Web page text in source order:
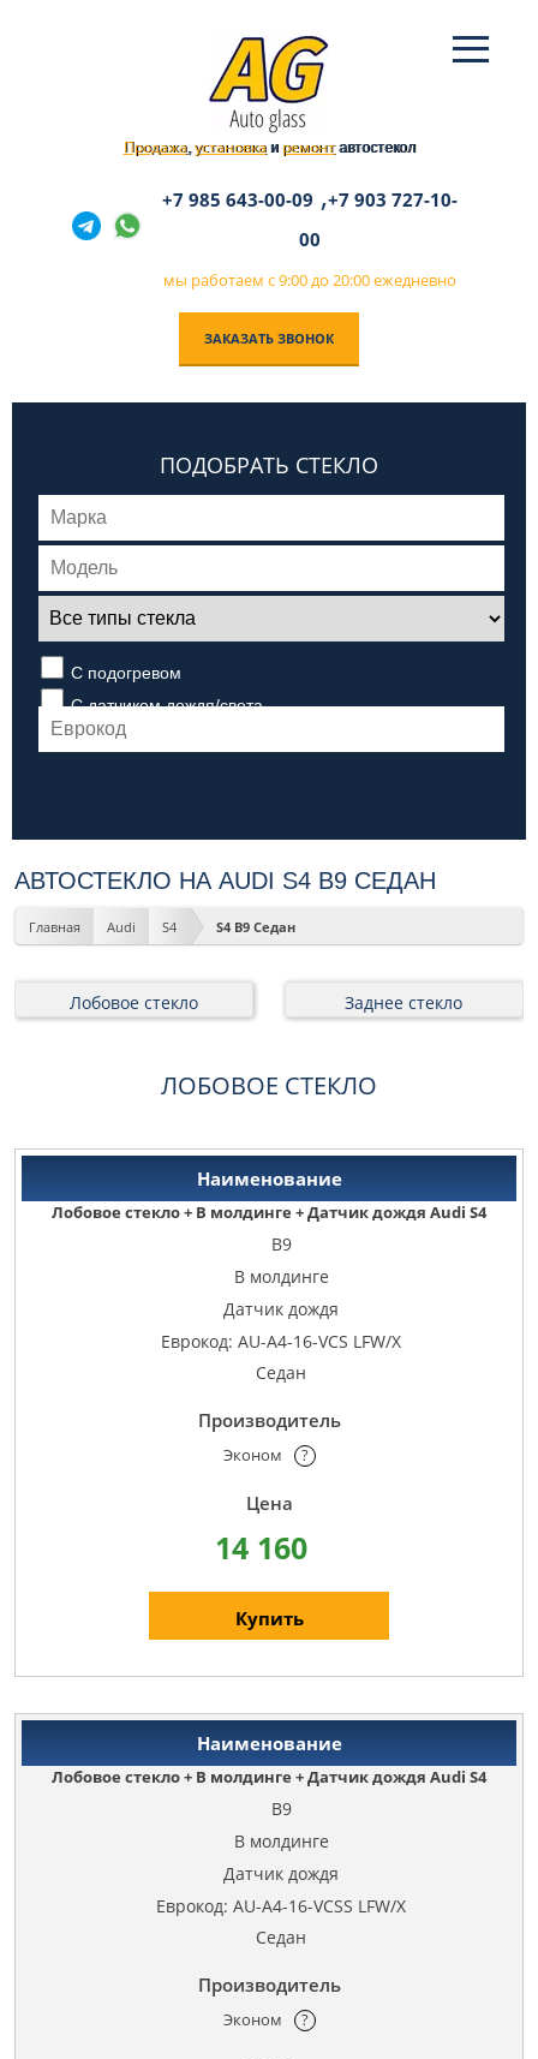
Продажа,установкаи ремонтавтостекол
+7 985 643-00-09 ,+7 903 727-10-
00
мы работаем с 9:00 до 20:00 ежедневно
ЗАКАЗАТЬ ЗВОНОК
ПОДОБРАТЬ СТЕКЛО
С подогревом
С датчиком дождя/света
АВТОСТЕКЛО НА AUDI S4 B9 СЕДАН
Главная Audi S4 S4 B9 Седан
Лобовое стекло Заднее стекло
ЛОБОВОЕ СТЕКЛО
Лобовое стекло + В молдинге + Датчик дождя Audi S4
B9
В молдинге
Датчик дождя
Еврокод: AU-A4-16-VCS LFW/X
Седан
Эконом ?
14 160
Купить
Лобовое стекло + В молдинге + Датчик дождя Audi S4
B9
В молдинге
Датчик дождя
Еврокод: AU-A4-16-VCSS LFW/X
Седан
Эконом ?